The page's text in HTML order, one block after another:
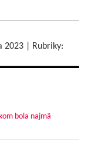
2023
Rubriky:
bola najmä